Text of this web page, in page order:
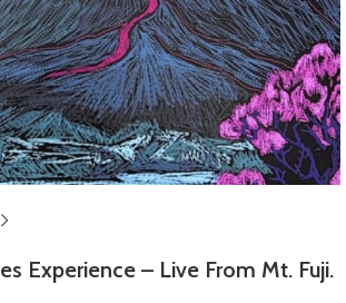
Experience – Live From Mt. Fuji.